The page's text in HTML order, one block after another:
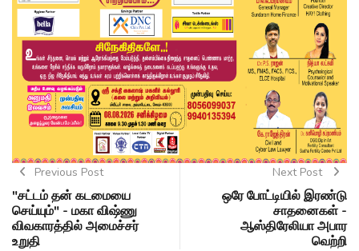
Previous Post
"சட்டம் தன் கடமையை
செய்யும்" - மகா விஷ்ணு
விவகாரத்தில் அமைச்சர்
உறுதி
Next Post
ஒரே போட்டியில் இரண்டு
சாதனைகள் -
ஆஸ்திரேலியா அபார
வெற்றி